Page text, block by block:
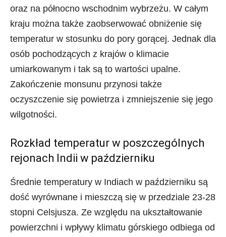
oraz na północno wschodnim wybrzeżu. W całym
kraju można także zaobserwować obniżenie się
temperatur w stosunku do pory gorącej. Jednak dla
osób pochodzących z krajów o klimacie
umiarkowanym i tak są to wartości upalne.
Zakończenie monsunu przynosi także
oczyszczenie się powietrza i zmniejszenie się jego
wilgotności.
Rozkład temperatur w poszczególnych
rejonach Indii w październiku
Średnie temperatury w Indiach w październiku są
dość wyrównane i mieszczą się w przedziale 23-28
stopni Celsjusza. Ze względu na ukształtowanie
powierzchni i wpływy klimatu górskiego odbiega od